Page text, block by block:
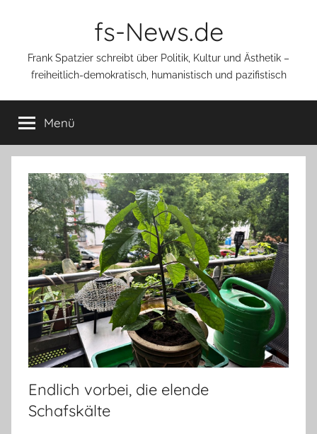
fs-News.de
Frank Spatzier schreibt über Politik, Kultur und Ästhetik –
freiheitlich-demokratisch, humanistisch und pazifistisch
Menü
Endlich vorbei, die elende
Schafskälte